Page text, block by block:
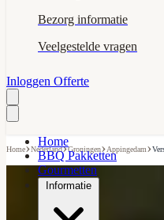
Bezorg informatie
Veelgestelde vragen
Inloggen Offerte
Home
BBQ Pakketten
Gourmetten
Informatie
Home›Nederland›Groningen›Appingedam›